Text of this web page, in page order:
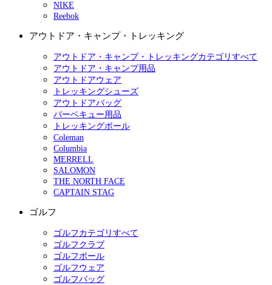
NIKE
Reebok
アウトドア・キャンプ・トレッキング
アウトドア・キャンプ・トレッキングカテゴリすべて
アウトドア・キャンプ用品
アウトドアウェア
トレッキングシューズ
アウトドアバッグ
バーベキュー用品
トレッキングポール
Coleman
Columbia
MERRELL
SALOMON
THE NORTH FACE
CAPTAIN STAG
ゴルフ
ゴルフカテゴリすべて
ゴルフクラブ
ゴルフボール
ゴルフウェア
ゴルフバッグ